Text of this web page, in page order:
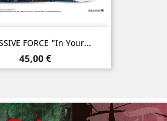
FORCE "In Your...
Prix
45,00 €